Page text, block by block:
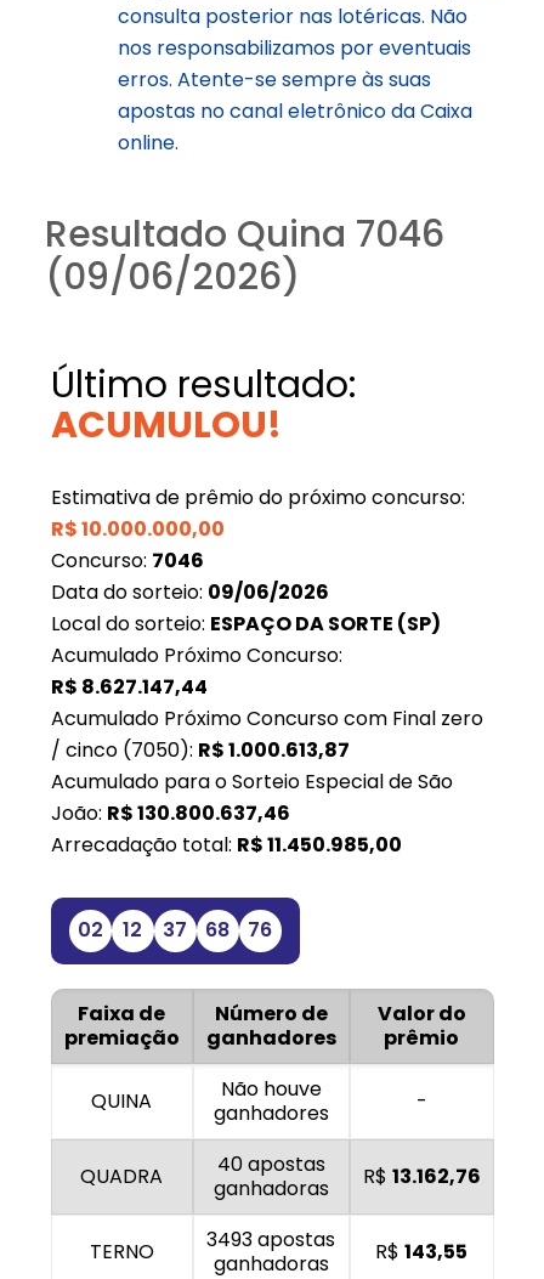
consulta posterior nas lotéricas. Não
nos responsabilizamos por eventuais
erros. Atente-se sempre às suas
apostas no canal eletrônico da Caixa
online.
Resultado Quina 7046
(09/06/2026)
Último resultado:
ACUMULOU!
Estimativa de prêmio do próximo concurso:
R$10.000.000,00
Concurso: 7046
Data do sorteio: 09/06/2026
Local do sorteio: ESPAÇO DA SORTE (SP)
Acumulado Próximo Concurso:
R$ 8.627.147,44
Acumulado Próximo Concurso com Final zero
/ cinco (7050): R$1.000.613,87
Acumulado para o Sorteio Especial de São
João: R$130.800.637,46
Arrecadação total: R$11.450.985,00
02 12 37 68 76
Faixa de
premiação
Número de
ganhadores
Valor do
prêmio
QUINA
Não houve
ganhadores
-
QUADRA
40 apostas
ganhadoras
R$ 13.162,76
TERNO
3493 apostas
ganhadoras
R$ 143,55